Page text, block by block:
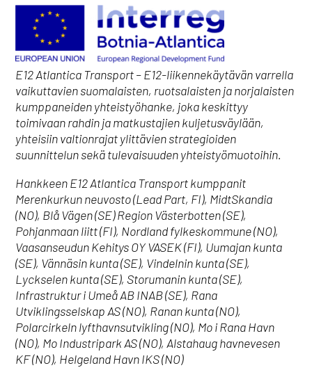
E12 Atlantica Transport – E12-liikennekäytävän varrella
vaikuttavien suomalaisten, ruotsalaisten ja norjalaisten
kumppaneiden yhteistyöhanke, joka keskittyy
toimivaan rahdin ja matkustajien kuljetusväylään,
yhteisiin valtionrajat ylittävien strategioiden
suunnittelun sekä tulevaisuuden yhteistyömuotoihin.
Hankkeen E12 Atlantica Transport kumppanit
Merenkurkun neuvosto (Lead Part, FI), MidtSkandia
(NO), Blå Vägen (SE) Region Västerbotten (SE),
Pohjanmaan liitt (FI), Nordland fylkeskommune (NO),
Vaasanseudun Kehitys OY VASEK (FI), Uumajan kunta
(SE), Vännäsin kunta (SE), Vindelnin kunta (SE),
Lyckselen kunta (SE), Storumanin kunta (SE),
Infrastruktur i Umeå AB INAB (SE), Rana
Utviklingsselskap AS (NO), Ranan kunta (NO),
Polarcirkeln lyfthavnsutvikling (NO), Mo i Rana Havn
(NO), Mo Industripark AS (NO), Alstahaug havnevesen
KF (NO), Helgeland Havn IKS (NO)